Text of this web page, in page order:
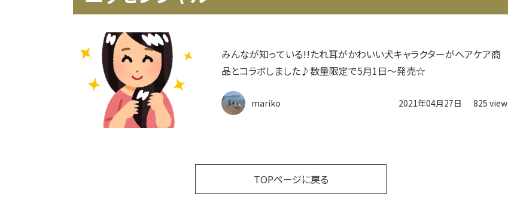
みんなが知っている!!たれ耳がかわいい犬キャラクターがヘアケア商
品とコラボしました♪数量限定で5月1日～発売☆
mariko 2021年04月27日 825 view
TOPページに戻る